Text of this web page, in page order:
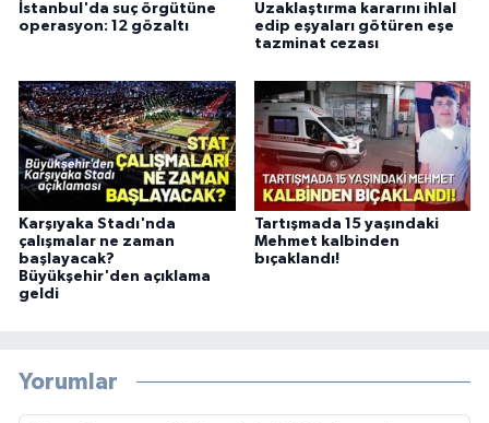
İstanbul'da suç örgütüne
operasyon: 12 gözaltı
Uzaklaştırma kararını ihlal
edip eşyaları götüren eşe
tazminat cezası
Karşıyaka Stadı'nda
çalışmalar ne zaman
başlayacak?
Büyükşehir'den açıklama
geldi
Tartışmada 15 yaşındaki
Mehmet kalbinden
bıçaklandı!
Yorumlar